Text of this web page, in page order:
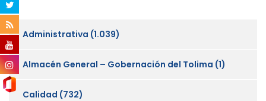
Administrativa (1.039)
Almacén General – Gobernación del Tolima (1)
Calidad (732)